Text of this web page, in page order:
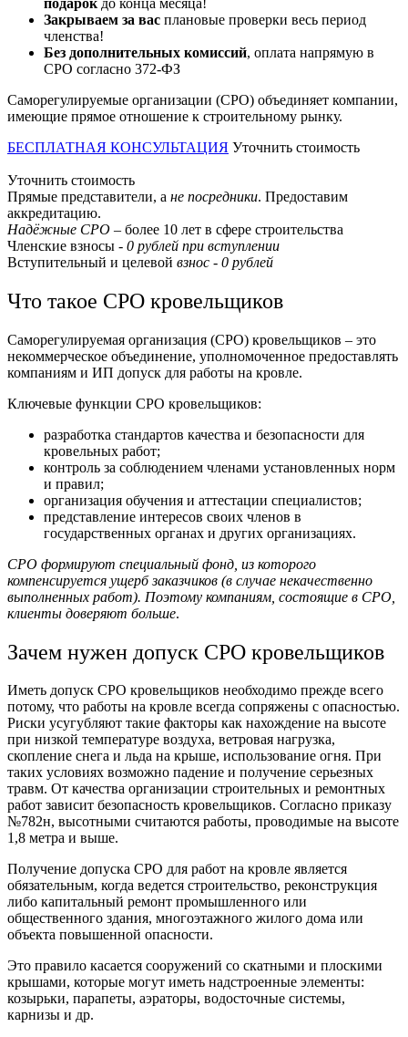
Закрываем за вас плановые проверки весь период
членства!
Без дополнительных комиссий, оплата напрямую в
СРО согласно 372-ФЗ
Саморегулируемые организации (СРО) объединяет компании,
имеющие прямое отношение к строительному рынку.
БЕСПЛАТНАЯ КОНСУЛЬТАЦИЯ Уточнить стоимость
Уточнить стоимость
Прямые представители, а не посредники. Предоставим
аккредитацию.
Надёжные СРО – более 10 лет в сфере строительства
Членские взносы - 0 рублей при вступлении
Вступительный и целевой взнос - 0 рублей
Что такое СРО кровельщиков
Саморегулируемая организация (СРО) кровельщиков – это
некоммерческое объединение, уполномоченное предоставлять
компаниям и ИП допуск для работы на кровле.
Ключевые функции СРО кровельщиков:
разработка стандартов качества и безопасности для
кровельных работ;
контроль за соблюдением членами установленных норм
и правил;
организация обучения и аттестации специалистов;
представление интересов своих членов в
государственных органах и других организациях.
СРО формируют специальный фонд, из которого
компенсируется ущерб заказчиков (в случае некачественно
выполненных работ). Поэтому компаниям, состоящие в СРО,
клиенты доверяют больше.
Зачем нужен допуск СРО кровельщиков
Иметь допуск СРО кровельщиков необходимо прежде всего
потому, что работы на кровле всегда сопряжены с опасностью.
Риски усугубляют такие факторы как нахождение на высоте
при низкой температуре воздуха, ветровая нагрузка,
скопление снега и льда на крыше, использование огня. При
таких условиях возможно падение и получение серьезных
травм. От качества организации строительных и ремонтных
работ зависит безопасность кровельщиков. Согласно приказу
№782н, высотными считаются работы, проводимые на высоте
1,8 метра и выше.
Получение допуска СРО для работ на кровле является
обязательным, когда ведется строительство, реконструкция
либо капитальный ремонт промышленного или
общественного здания, многоэтажного жилого дома или
объекта повышенной опасности.
Это правило касается сооружений со скатными и плоскими
крышами, которые могут иметь надстроенные элементы:
козырьки, парапеты, аэраторы, водосточные системы,
карнизы и др.